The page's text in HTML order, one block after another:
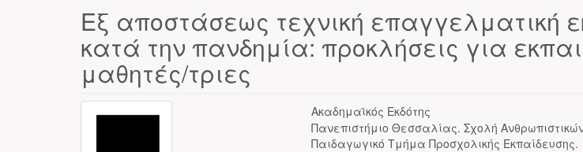
Εξ αποστάσεως τεχνική επαγγελματική
κατά την πανδημία: προκλήσεις για
μαθητές/τριες
Ακαδημαϊκός Εκδότης
Πανεπιστήμιο Θεσσαλίας. Σχολή
Παιδαγωγικό Τμήμα Προσχολικής Εκπαίδευσης.